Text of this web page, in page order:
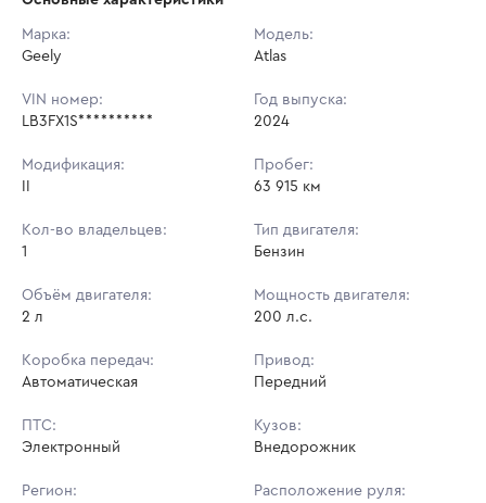
Шаг торгов: 30 654 ₽
Кол-во ставок:
Ставок не найдено
в аукционах
Марка:
Geely
Модель:
Atlas
VIN номер:
LB3FX1S**********
Год выпуска:
2024
Модификация:
Пробег:
63 915 км
Кол-во владельцев:
1
Тип двигателя:
Бензин
Объём двигателя:
2 л
Мощность двигателя:
200 л.с.
Коробка передач:
Автоматическая
Привод:
Передний
ПТС:
Электронный
Кузов:
Внедорожник
Регион:
Расположение руля: